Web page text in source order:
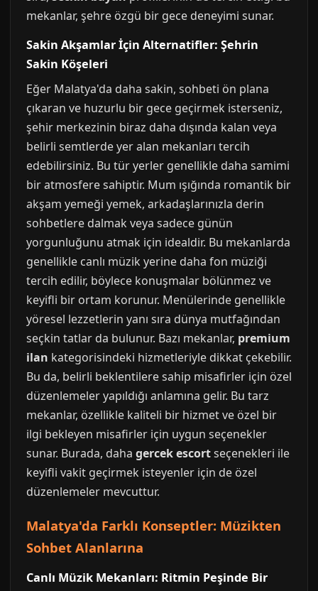
mekanlar, şehre özgü bir gece deneyimi sunar.
Sakin Akşamlar İçin Alternatifler: Şehrin
Sakin Köşeleri
Eğer Malatya'da daha sakin, sohbeti ön plana
çıkaran ve huzurlu bir gece geçirmek isterseniz,
şehir merkezinin biraz daha dışında kalan veya
belirli semtlerde yer alan mekanları tercih
edebilirsiniz. Bu tür yerler genellikle daha samimi
bir atmosfere sahiptir. Mum ışığında romantik bir
akşam yemeği yemek, arkadaşlarınızla derin
sohbetlere dalmak veya sadece günün
yorgunluğunu atmak için idealdir. Bu mekanlarda
genellikle canlı müzik yerine daha fon müziği
tercih edilir, böylece konuşmalar bölünmez ve
keyifli bir ortam korunur. Menülerinde genellikle
yöresel lezzetlerin yanı sıra dünya mutfağından
seçkin tatlar da bulunur. Bazı mekanlar, premium
ilan kategorisindeki hizmetleriyle dikkat çekebilir.
Bu da, belirli beklentilere sahip misafirler için özel
düzenlemeler yapıldığı anlamına gelir. Bu tarz
mekanlar, özellikle kaliteli bir hizmet ve özel bir
ilgi bekleyen misafirler için uygun seçenekler
sunar. Burada, daha gercek escortseçenekleri ile
keyifli vakit geçirmek isteyenler için de özel
düzenlemeler mevcuttur.
Malatya'da Farklı Konseptler: Müzikten
Sohbet Alanlarına
Canlı Müzik Mekanları: Ritmin Peşinde Bir